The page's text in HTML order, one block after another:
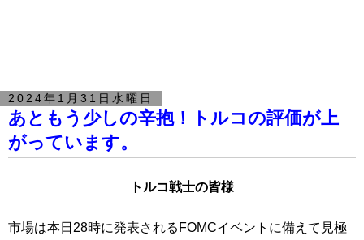
2024年1月31日水曜日
あともう少しの辛抱！トルコの評価が上
がっています。
トルコ戦士の皆様
市場は本日28時に発表されるFOMCイベントに備えて見極